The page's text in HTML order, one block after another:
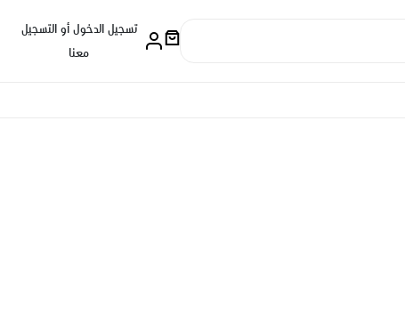
تسجيل الدخول أو التسجيل
معنا